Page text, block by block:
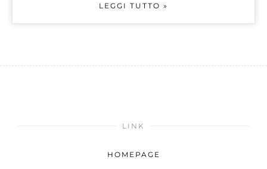
LEGGI TUTTO »
LINK
HOMEPAGE